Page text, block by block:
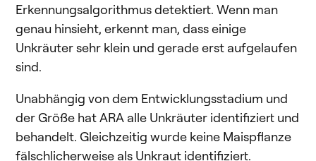
Erkennungsalgorithmus detektiert. Wenn man
genau hinsieht, erkennt man, dass einige
Unkräuter sehr klein und gerade erst aufgelaufen
sind.
Unabhängig von dem Entwicklungsstadium und
der Größe hat ARA alle Unkräuter identifiziert und
behandelt. Gleichzeitig wurde keine Maispflanze
fälschlicherweise als Unkraut identifiziert.